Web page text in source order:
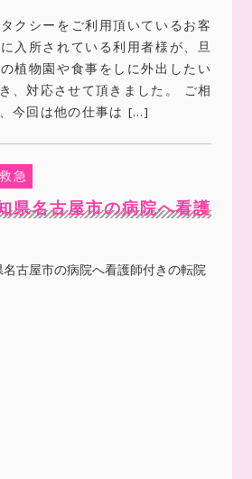
クシーをご利用頂いているお客
入所されている利用者様が、旦
植物園や食事をしに外出したい
、対応させて頂きました。 ご相
今回は他の仕事は […]
急
名古屋市の病院へ看護